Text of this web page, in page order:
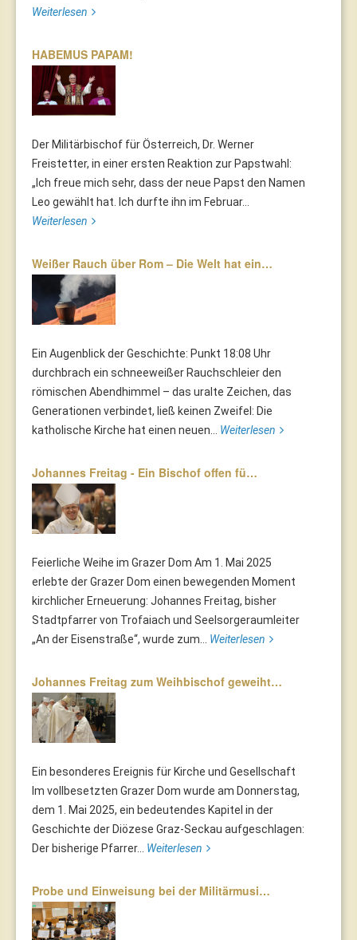
Weiterlesen
HABEMUS PAPAM!
Der Militärbischof für Österreich, Dr. Werner
Freistetter, in einer ersten Reaktion zur Papstwahl:
„Ich freue mich sehr, dass der neue Papst den Namen
Leo gewählt hat. Ich durfte ihn im Februar...
Weiterlesen
Weißer Rauch über Rom – Die Welt hat ein…
Ein Augenblick der Geschichte: Punkt 18:08 Uhr
durchbrach ein schneeweißer Rauchschleier den
römischen Abendhimmel – das uralte Zeichen, das
Generationen verbindet, ließ keinen Zweifel: Die
katholische Kirche hat einen neuen... Weiterlesen
Johannes Freitag - Ein Bischof offen fü…
Feierliche Weihe im Grazer Dom Am 1. Mai 2025
erlebte der Grazer Dom einen bewegenden Moment
kirchlicher Erneuerung: Johannes Freitag, bisher
Stadtpfarrer von Trofaiach und Seelsorgeraumleiter
„An der Eisenstraße“, wurde zum... Weiterlesen
Johannes Freitag zum Weihbischof geweiht…
Ein besonderes Ereignis für Kirche und Gesellschaft
Im vollbesetzten Grazer Dom wurde am Donnerstag,
dem 1. Mai 2025, ein bedeutendes Kapitel in der
Geschichte der Diözese Graz-Seckau aufgeschlagen:
Der bisherige Pfarrer... Weiterlesen
Probe und Einweisung bei der Militärmusi…